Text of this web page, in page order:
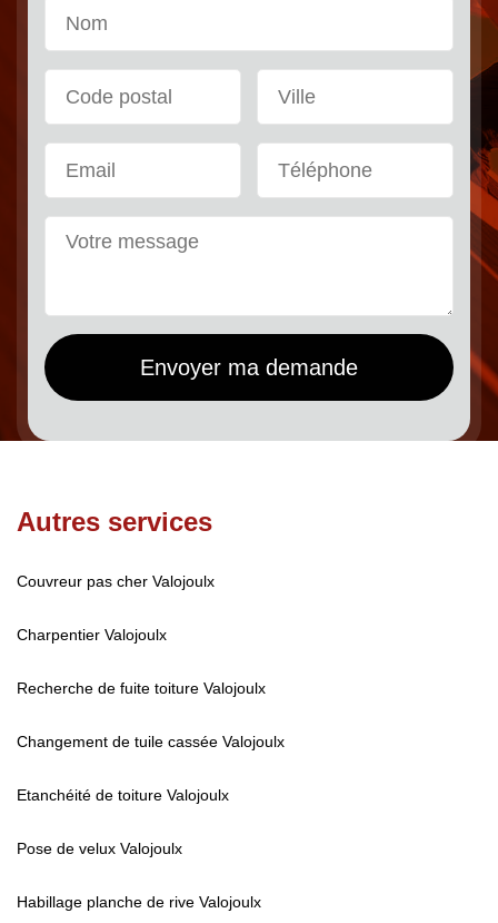
Autres services
Couvreur pas cher Valojoulx
Charpentier Valojoulx
Recherche de fuite toiture Valojoulx
Changement de tuile cassée Valojoulx
Etanchéité de toiture Valojoulx
Pose de velux Valojoulx
Habillage planche de rive Valojoulx